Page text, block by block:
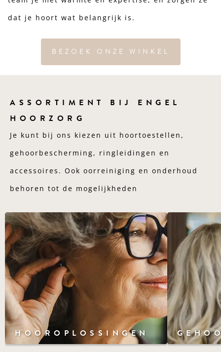
dat je hoort wat belangrijk is.
BEZOEK ONZE WINKEL
HOOROPLOSSINGEN
ASSORTIMENT BIJ ENGEL
HOORZORG
Je kunt bij ons kiezen uit hoortoestellen,
gehoorbescherming, ringleidingen en
accessoires. Ook oorreiniging en onderhoud
behoren tot de mogelijkheden